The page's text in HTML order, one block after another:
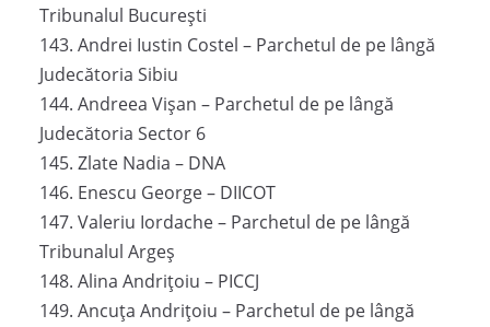
Tribunalul București
143. Andrei Iustin Costel – Parchetul de pe lângă
Judecătoria Sibiu
144. Andreea Vișan – Parchetul de pe lângă
Judecătoria Sector 6
145. Zlate Nadia – DNA
146. Enescu George – DIICOT
147. Valeriu Iordache – Parchetul de pe lângă
Tribunalul Argeș
148. Alina Andrițoiu – PICCJ
149. Ancuța Andrițoiu – Parchetul de pe lângă